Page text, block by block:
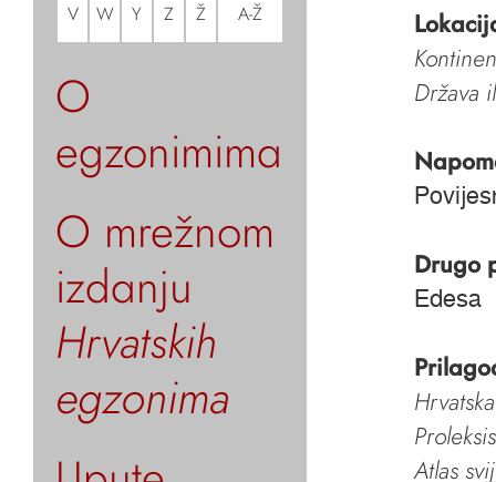
V W Y Z Ž A-Ž
O
egzonimima
O mrežnom
izdanju
Hrvatskih
egzonima
Država
Drugo
Edesa
Atlas